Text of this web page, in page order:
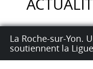
La Roche-sur-Yon.
soutiennent la